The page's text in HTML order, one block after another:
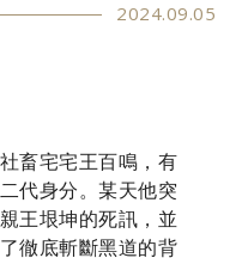
2024.09.05
畜宅宅王百鳴，有
代身分。某天他突
王垠坤的死訊，並
徹底斬斷黑道的背